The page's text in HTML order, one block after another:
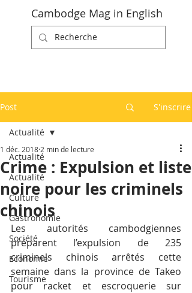
Cambodge Mag in English
Post S'inscrire
Actualité
Actualité
Culture
Gastronomie
Société
Economie
Tourisme
Actualité
Crime : Expulsion et liste
noire pour les criminels
chinois
1 déc. 2018 2 min de lecture
Les autorités cambodgiennes
préparent l’expulsion de 235
criminels chinois arrêtés cette
semaine dans la province de Takeo
pour racket et escroquerie sur